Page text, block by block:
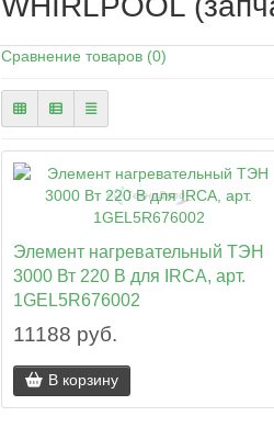
Сравнение товаров (0)
Элемент нагревательный ТЭН
3000 Вт 220 В для IRCA, арт.
1GEL5R676002
11188 руб.
В корзину